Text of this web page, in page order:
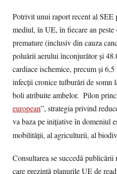
Potrivit unui raport recent al SEE
mediul, în UE, în fiecare an peste
premature (inclusiv din cauza
poluării aerului înconjurător și
cardiace ischemice, precum și
infecții cronice tulburări de somn
boli atribuite ambelor. Pilon
european”, strategia privind
va baza pe inițiative în domeniul
mobilității, al agriculturii, al
Consultarea se succedă publicării
care prezintă planurile UE de